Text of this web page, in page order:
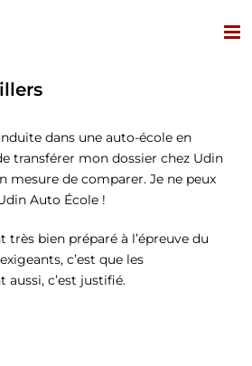
dans une auto-école en
transférer mon dossier chez Udin
mesure de comparer. Je ne peux
Auto École !
très bien préparé à l’épreuve du
c’est que les
aussi, c’est justifié.